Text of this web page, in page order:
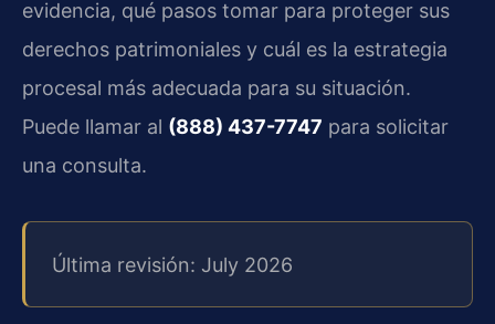
evidencia, qué pasos tomar para proteger sus
derechos patrimoniales y cuál es la estrategia
procesal más adecuada para su situación.
Puede llamar al (888) 437-7747 para solicitar
una consulta.
Última revisión: July 2026